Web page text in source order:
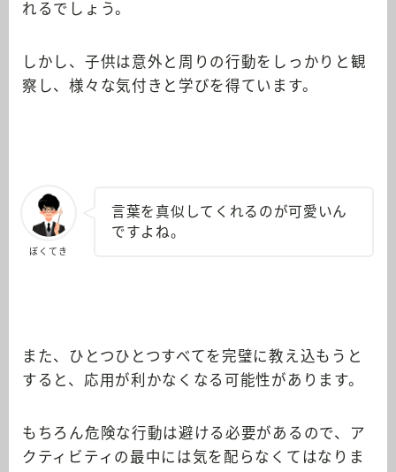
れるでしょう。
しかし、子供は意外と周りの行動をしっかりと観
察し、様々な気付きと学びを得ています。
ぼくてき
言葉を真似してくれるのが可愛いん
ですよね。
また、ひとつひとつすべてを完璧に教え込もうと
すると、応用が利かなくなる可能性があります。
もちろん危険な行動は避ける必要があるので、ア
クティビティの最中には気を配らなくてはなりま